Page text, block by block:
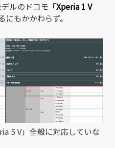
ルのドコモ 「Xperia 1 V
にもかかわらず。
5 V」全般に対応していな